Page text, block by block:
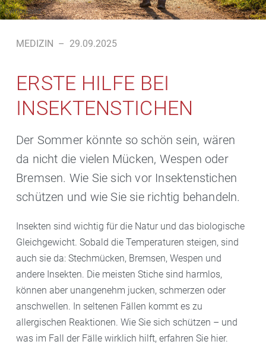
Symbolbild
MEDIZIN – 29.09.2025
ERSTE HILFE BEI
INSEKTENSTICHEN
Der Sommer könnte so schön sein, wären
da nicht die vielen Mücken, Wespen oder
Bremsen. Wie Sie sich vor Insektenstichen
schützen und wie Sie sie richtig behandeln.
Insekten sind wichtig für die Natur und das biologische
Gleichgewicht. Sobald die Temperaturen steigen, sind
auch sie da: Stechmücken, Bremsen, Wespen und
andere Insekten. Die meisten Stiche sind harmlos,
können aber unangenehm jucken, schmerzen oder
anschwellen. In seltenen Fällen kommt es zu
allergischen Reaktionen. Wie Sie sich schützen – und
was im Fall der Fälle wirklich hilft, erfahren Sie hier.